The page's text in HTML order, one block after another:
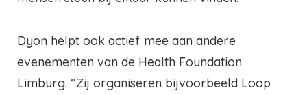
Dyon helpt ook actief mee aan andere
evenementen van de Health Foundation
Limburg. “Zij organiseren bijvoorbeeld Loop